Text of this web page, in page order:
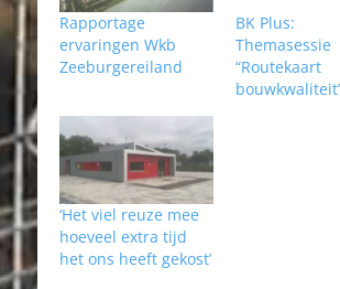
Rapportage
ervaringen Wkb
Zeeburgereiland
BK Plus:
Themasessie
“Routekaart
‘Het viel reuze mee
hoeveel extra tijd
het ons heeft gekost’